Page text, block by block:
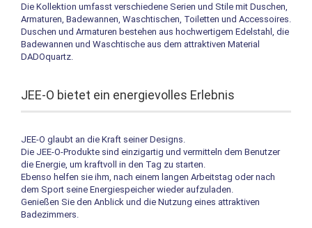
Die Kollektion umfasst verschiedene Serien und Stile mit Duschen,
Armaturen, Badewannen, Waschtischen, Toiletten und Accessoires.
Duschen und Armaturen bestehen aus hochwertigem Edelstahl, die
Badewannen und Waschtische aus dem attraktiven Material
DADOquartz.
JEE-O bietet ein energievolles Erlebnis
JEE-O glaubt an die Kraft seiner Designs.
Die JEE-O-Produkte sind einzigartig und vermitteln dem Benutzer
die Energie, um kraftvoll in den Tag zu starten.
Ebenso helfen sie ihm, nach einem langen Arbeitstag oder nach
dem Sport seine Energiespeicher wieder aufzuladen.
Genießen Sie den Anblick und die Nutzung eines attraktiven
Badezimmers.